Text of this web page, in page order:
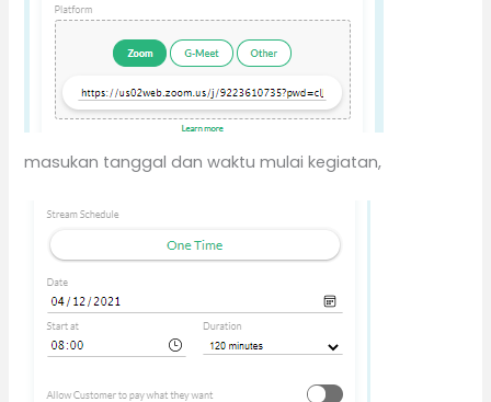
masukan tanggal dan waktu mulai kegiatan,